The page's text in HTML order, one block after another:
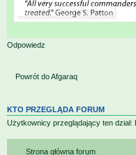
Odpowiedz
Powrót do Afgaraq
KTO PRZEGLĄDA FORUM
Użytkownicy przeglądający ten
Strona główna forum